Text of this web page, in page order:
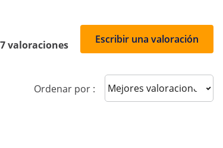
valoraciones Escribir una valoración
Ordenar por : Sort reviews